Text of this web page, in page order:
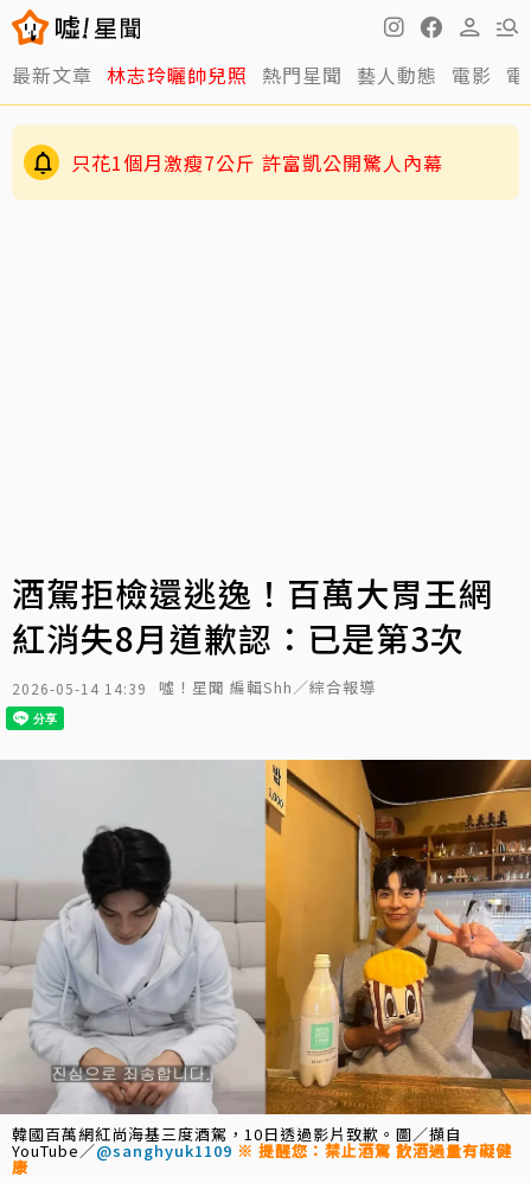
最新文章 林志玲曬帥兒照 熱門星聞 藝人動態 電影
只花1個月激瘦7公斤 許富凱公開驚人內幕
酒駕拒檢還逃逸！百萬大胃王網
紅消失8月道歉認：已是第3次
2026-05-14 14:39 噓！星聞 編輯Shh／綜合報導
韓國百萬網紅尚海基三度酒駕，10日透過影片致歉。圖／擷自
YouTube／@sanghyuk1109 ※ 提醒您：禁止酒駕 飲酒過量有礙健
康